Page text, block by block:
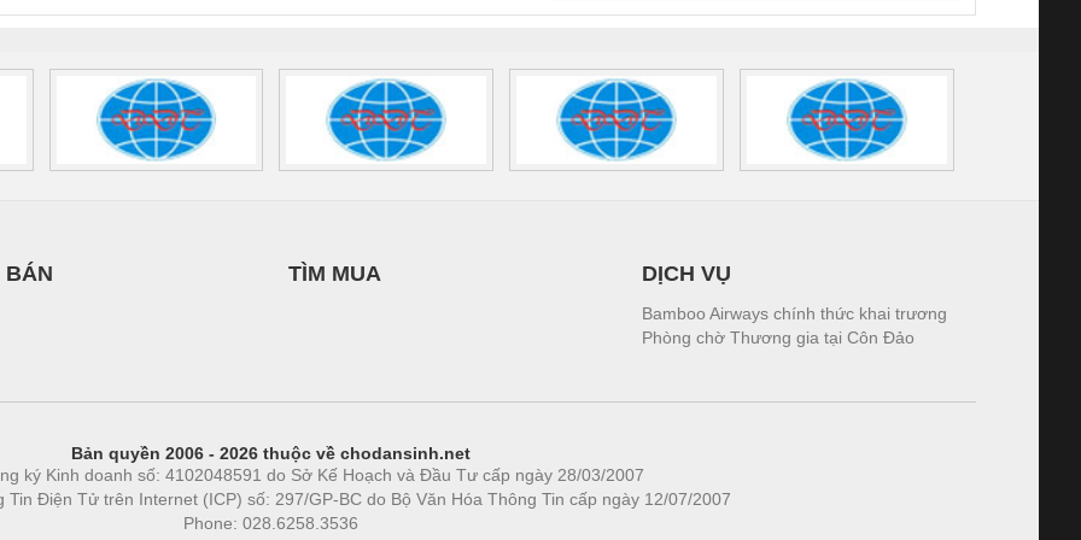
BÁN TÌM MUA DỊCH VỤ
Bamboo Airways chính thức khai trương
Phòng chờ Thương gia tại Côn Đảo
Bản quyền 2006 - 2026 thuộc về chodansinh.net
ký Kinh doanh số: 4102048591 do Sở Kế Hoạch và Đầu Tư cấp ngày 28/03/2007
Tin Điện Tử trên Internet (ICP) số: 297/GP-BC do Bộ Văn Hóa Thông Tin cấp ngày 12/07/2007
Phone: 028.6258.3536